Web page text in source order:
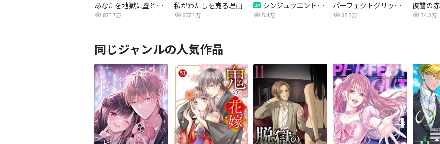
あなたを地獄に堕とすまで
837.7万
私がわたしを売る理由
607.1万
シンジュウエンド【タテヨミ】
5.4万
パーフェクトグリッター
35.3万 34.3万
同じジャンルの人気作品